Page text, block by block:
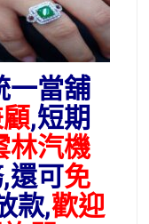
一當舖
,短期
林汽機
還可免
款,歡迎